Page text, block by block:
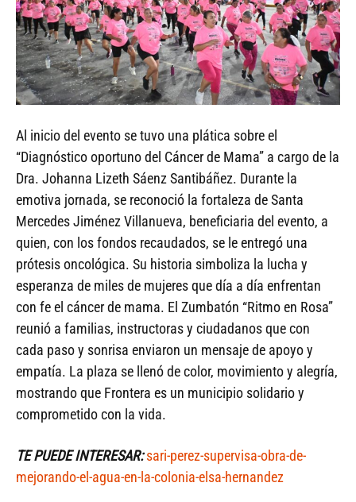
Al inicio del evento se tuvo una plática sobre el
“Diagnóstico oportuno del Cáncer de Mama” a cargo de la
Dra. Johanna Lizeth Sáenz Santibáñez. Durante la
emotiva jornada, se reconoció la fortaleza de Santa
Mercedes Jiménez Villanueva, beneficiaria del evento, a
quien, con los fondos recaudados, se le entregó una
prótesis oncológica. Su historia simboliza la lucha y
esperanza de miles de mujeres que día a día enfrentan
con fe el cáncer de mama. El Zumbatón “Ritmo en Rosa”
reunió a familias, instructoras y ciudadanos que con
cada paso y sonrisa enviaron un mensaje de apoyo y
empatía. La plaza se llenó de color, movimiento y alegría,
mostrando que Frontera es un municipio solidario y
comprometido con la vida.
TE PUEDE INTERESAR: sari-perez-supervisa-obra-de-
mejorando-el-agua-en-la-colonia-elsa-hernandez